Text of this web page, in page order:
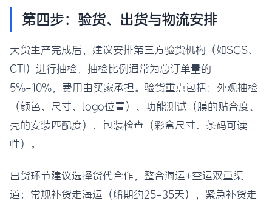
第四步：验货、出货与物流安排
大货生产完成后，建议安排第三方验货机构（如SGS、
CTI）进行抽检，抽检比例通常为总订单量的
5%-10%，费用由买家承担。验货重点包括：外观抽检
（颜色、尺寸、logo位置）、功能测试（膜的贴合度、
壳的安装匹配度）、包装检查（彩盒尺寸、条码可读
性）。
出货环节建议选择货代合作，整合海运+空运双重渠
道：常规补货走海运（船期约25-35天），紧急补货走